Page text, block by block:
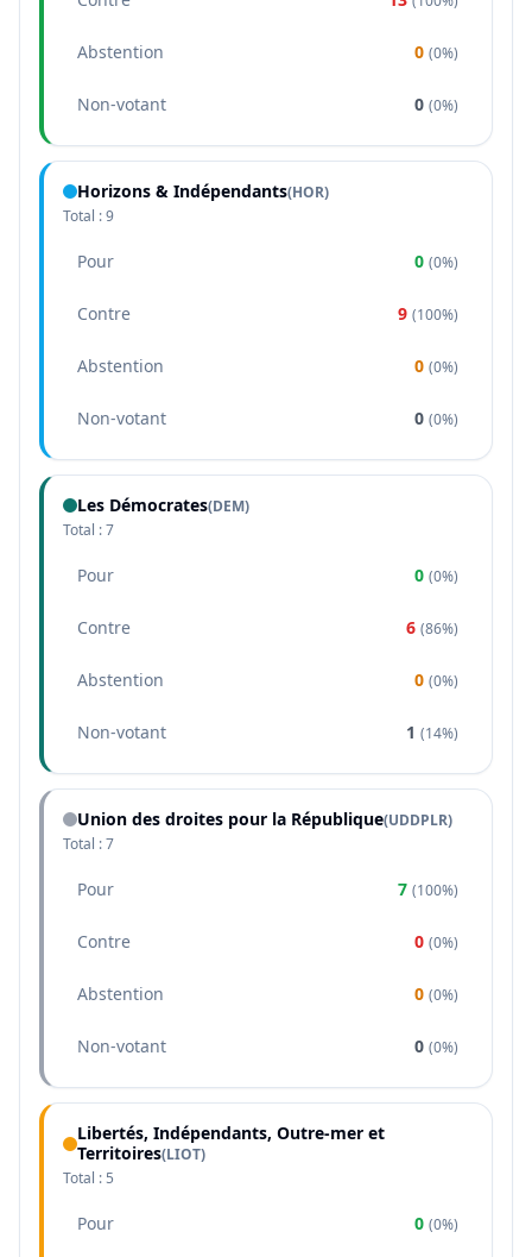
Abstention 0 (0%)
Non-votant 0 (0%)
Horizons & Indépendants(HOR)
Total :9
Pour 0 (0%)
Contre 9 (100%)
Abstention 0 (0%)
Non-votant 0 (0%)
Les Démocrates(DEM)
Total :7
Pour 0 (0%)
Contre 6 (86%)
Abstention 0 (0%)
Non-votant 1 (14%)
Union des droites pour la République(UDDPLR)
Total :7
Pour 7 (100%)
Contre 0 (0%)
Abstention 0 (0%)
Non-votant 0 (0%)
Libertés, Indépendants, Outre-mer et
Territoires(LIOT)
Total : 5
Pour 0 (0%)